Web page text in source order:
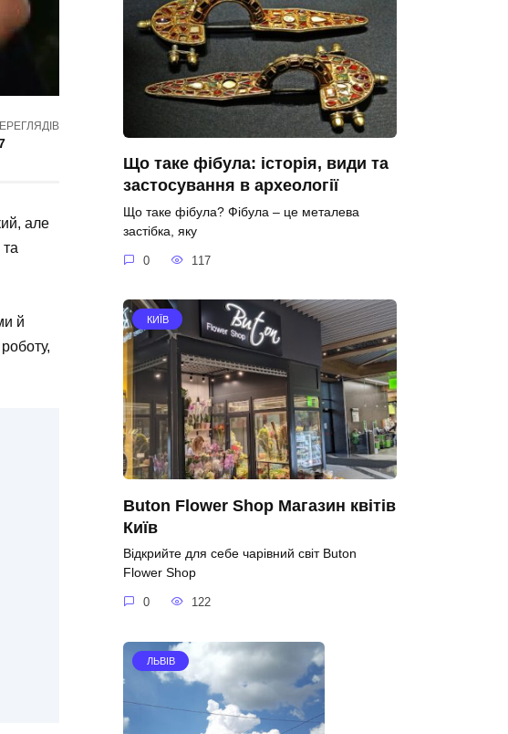
але
та
й
Що таке фібула: історія, види та
застосування в археології
Що таке фібула? Фібула – це металева
застібка, яку
0 117
КИЇВ
Buton Flower Shop Магазин квітів
Київ
Відкрийте для себе чарівний світ Buton
Flower Shop
0 122
ЛЬВІВ